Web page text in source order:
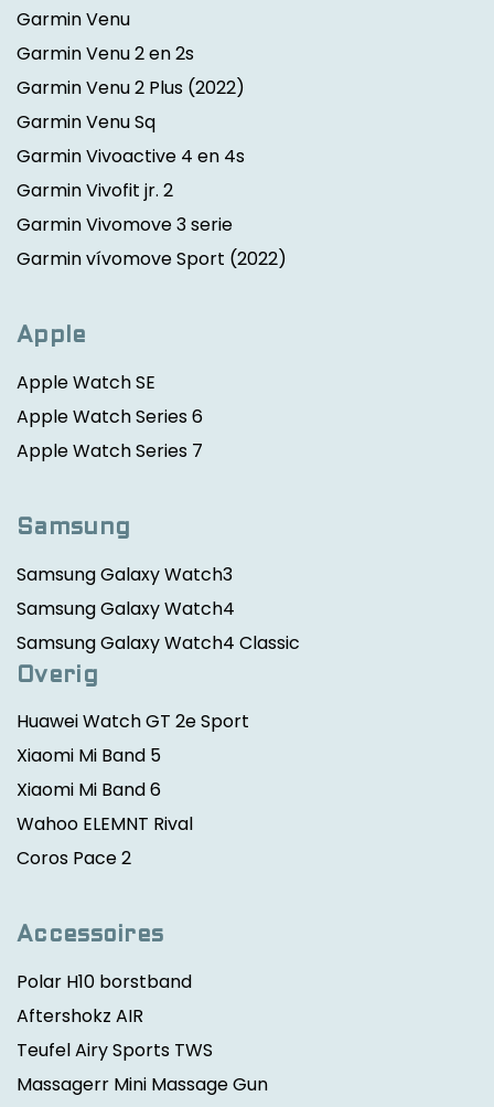
Garmin Venu
Garmin Venu 2 en 2s
Garmin Venu 2 Plus (2022)
Garmin Venu Sq
Garmin Vivoactive 4 en 4s
Garmin Vivofit jr. 2
Garmin Vivomove 3 serie
Garmin vívomove Sport (2022)
Apple
Apple Watch SE
Apple Watch Series 6
Apple Watch Series 7
Samsung
Samsung Galaxy Watch3
Samsung Galaxy Watch4
Samsung Galaxy Watch4 Classic
Overig
Huawei Watch GT 2e Sport
Xiaomi Mi Band 5
Xiaomi Mi Band 6
Wahoo ELEMNT Rival
Coros Pace 2
Accessoires
Polar H10 borstband
Aftershokz AIR
Teufel Airy Sports TWS
Massagerr Mini Massage Gun